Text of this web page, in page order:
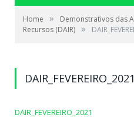
Home »
Demonstrativos das
Recursos (DAIR) »
DAIR_FEVEREIRO_2021
DAIR_FEVEREIRO_2021